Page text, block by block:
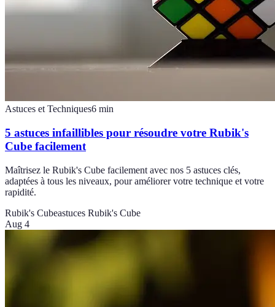
Astuces et Techniques6 min
5 astuces infaillibles pour résoudre votre Rubik's
Cube facilement
Maîtrisez le Rubik's Cube facilement avec nos 5 astuces clés,
adaptées à tous les niveaux, pour améliorer votre technique et votre
rapidité.
Rubik's Cubeastuces Rubik's Cube
Aug 4